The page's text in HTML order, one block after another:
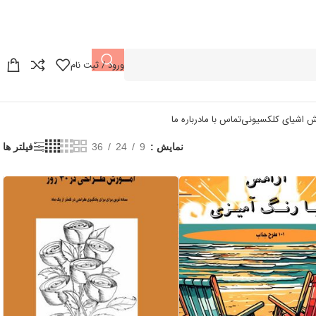
ورود / ثبت نام
اشیای کلکسیونیتماس با مادرباره ما
نمایش 9
24
36 فیلتر ها